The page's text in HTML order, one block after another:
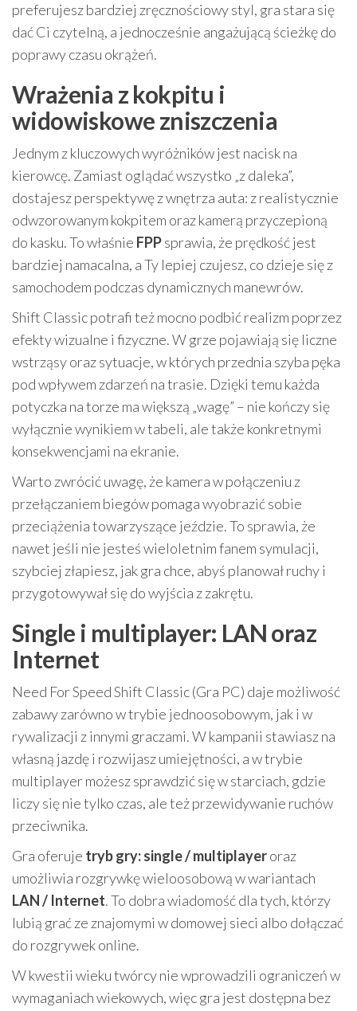
preferujesz bardziej zręcznościowy styl, gra stara się
dać Ci czytelną, a jednocześnie angażującą ścieżkę do
poprawy czasu okrążeń.
Wrażenia z kokpitu i
widowiskowe zniszczenia
Jednym z kluczowych wyróżników jest nacisk na
kierowcę. Zamiast oglądać wszystko „z daleka”,
dostajesz perspektywę z wnętrza auta: z realistycznie
odwzorowanym kokpitem oraz kamerą przyczepioną
do kasku. To właśnie FPPsprawia, że prędkość jest
bardziej namacalna, a Ty lepiej czujesz, co dzieje się z
samochodem podczas dynamicznych manewrów.
Shift Classic potrafi też mocno podbić realizm poprzez
efekty wizualne i fizyczne. W grze pojawiają się liczne
wstrząsy oraz sytuacje, w których przednia szyba pęka
pod wpływem zdarzeń na trasie. Dzięki temu każda
potyczka na torze ma większą „wagę” – nie kończy się
wyłącznie wynikiem w tabeli, ale także konkretnymi
konsekwencjami na ekranie.
Warto zwrócić uwagę, że kamera w połączeniu z
przełączaniem biegów pomaga wyobrazić sobie
przeciążenia towarzyszące jeździe. To sprawia, że
nawet jeśli nie jesteś wieloletnim fanem symulacji,
szybciej złapiesz, jak gra chce, abyś planował ruchy i
przygotowywał się do wyjścia z zakrętu.
Single i multiplayer: LAN oraz
Internet
Need For Speed Shift Classic (Gra PC) daje możliwość
zabawy zarówno w trybie jednoosobowym, jak i w
rywalizacji z innymi graczami. W kampanii stawiasz na
własną jazdę i rozwijasz umiejętności, a w trybie
multiplayer możesz sprawdzić się w starciach, gdzie
liczy się nie tylko czas, ale też przewidywanie ruchów
przeciwnika.
Gra oferuje tryb gry: single / multiplayeroraz
umożliwia rozgrywkę wieloosobową w wariantach
LAN / Internet. To dobra wiadomość dla tych, którzy
lubią grać ze znajomymi w domowej sieci albo dołączać
do rozgrywek online.
W kwestii wieku twórcy nie wprowadzili ograniczeń w
wymaganiach wiekowych, więc gra jest dostępna bez